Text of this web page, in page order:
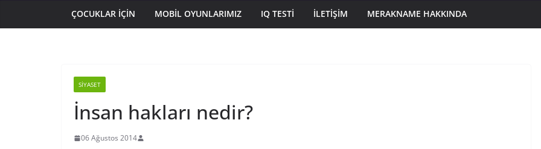
ÇOCUKLAR IÇIN MOBIL OYUNLARIMIZ IQ TESTI İLETIŞIM MERAKNAME HAKKINDA
SIYASET
İnsan hakları nedir?
06 Ağustos 2014